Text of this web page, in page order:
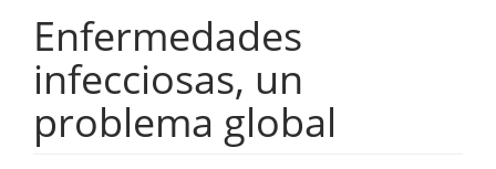
Enfermedades
infecciosas, un
problema global